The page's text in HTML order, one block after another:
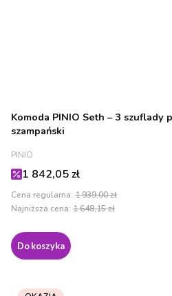
Komoda PINIO Seth – 3
szampański
PRODUCENT
PINIO
Cena promocyjna
1 842,05 zł
Cena regularna: 1 939,00 zł
Najniższa cena: 1 648,15 zł
Do koszyka